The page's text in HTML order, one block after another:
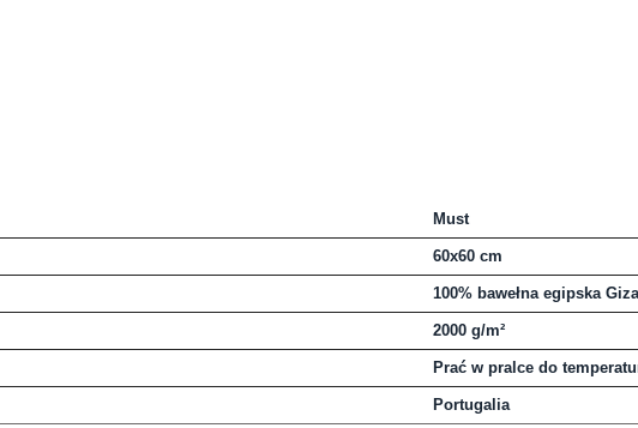
Must
60x60 cm
100% bawełna egipska Giza
2000 g/m²
Prać w pralce do
Portugalia